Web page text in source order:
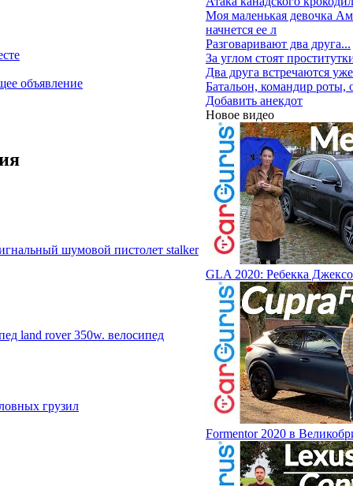
объявление
шумовой пистолет stalker
land rover 350w. велосипед
грузил
Моя маленькая девочка
начнется ее л
Разговаривают два друга...
За углом стоят
Два друга встречаются
Батальон, командир роты,
Добавить анекдот
Новое видео
GLA 2020: Ребекка
Formentor 2020 в